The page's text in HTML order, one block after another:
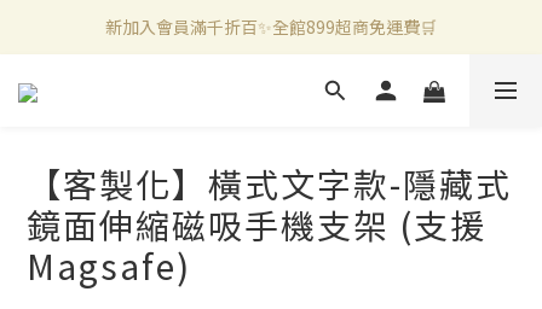
新加入會員滿千折百✨全館899超商免運費🛒
新加入會員滿千折百✨全館899超商免運費🛒
官方LINE好友募集中🤍加入領取50元購物金✨
【客製化】橫式文字款-隱藏式
鏡面伸縮磁吸手機支架 (支援
Magsafe)